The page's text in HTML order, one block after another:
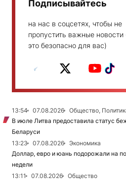
Подписывайтесь
на нас в соцсетях, чтобы не
пропустить важные новости
это безопасно для вас)
13:54 07.08.2026
Общество,
В июле Литва предоставила статус
Беларуси
13:23
07.08.2026
Экономика
Доллар, евро и юань подорожали на
недели
13:11
07.08.2026
Общество